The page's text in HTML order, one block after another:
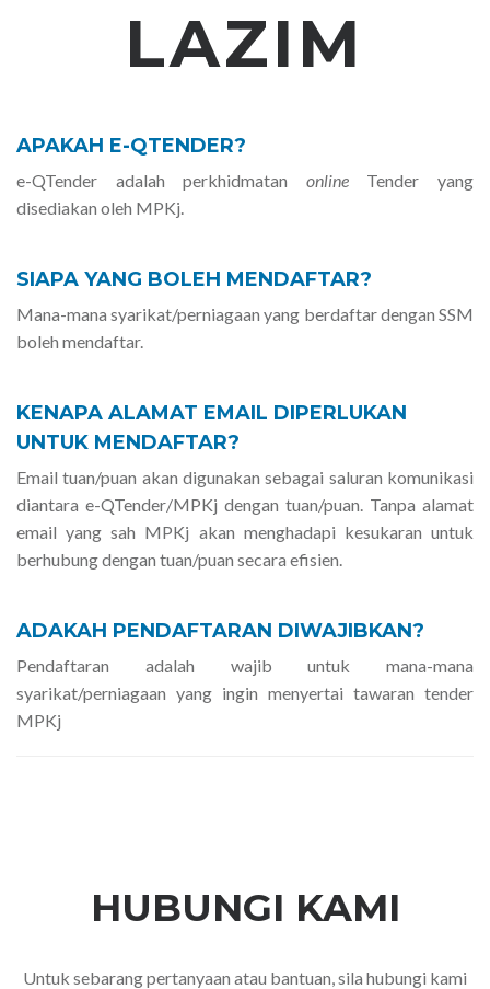
LAZIM
APAKAH E-QTENDER?
e-QTender adalah perkhidmatan onlineTender yang
disediakan oleh MPKj.
SIAPA YANG BOLEH MENDAFTAR?
Mana-mana syarikat/perniagaan yang berdaftar dengan SSM
boleh mendaftar.
KENAPA ALAMAT EMAIL DIPERLUKAN
UNTUK MENDAFTAR?
Email tuan/puan akan digunakan sebagai saluran komunikasi
diantara e-QTender/MPKj dengan tuan/puan. Tanpa alamat
email yang sah MPKj akan menghadapi kesukaran untuk
berhubung dengan tuan/puan secara efisien.
ADAKAH PENDAFTARAN DIWAJIBKAN?
Pendaftaran adalah wajib untuk mana-mana
syarikat/perniagaan yang ingin menyertai tawaran tender
MPKj
HUBUNGI KAMI
Untuk sebarang pertanyaan atau bantuan, sila hubungi kami